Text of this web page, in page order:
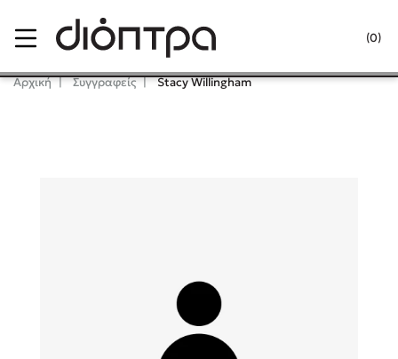
(0)
Κλείσιμο
Χάρης Πολίτης
Αρχική Συγγραφείς Stacy Willingham